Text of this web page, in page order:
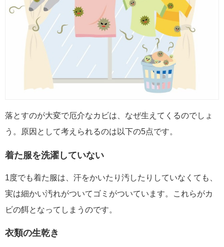
落とすのが大変で厄介なカビは、なぜ生えてくるのでしょ
う。原因として考えられるのは以下の5点です。
着た服を洗濯していない
1度でも着た服は、汗をかいたり汚したりしていなくても、
実は細かい汚れがついてゴミがついています。これらがカ
ビの餌となってしまうのです。
衣類の生乾き